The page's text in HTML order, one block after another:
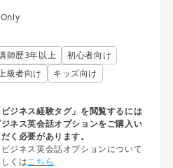
師歴3年以上
初心者向け
級者向け
キッズ向け
ビジネス経験タグ」を閲覧するには
ジネス英会話オプションをご購入い
く必要があります。
ジネス英会話オプションについて
くはこちら